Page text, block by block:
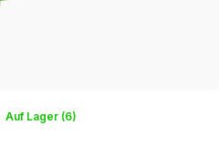
Auf Lager (6)